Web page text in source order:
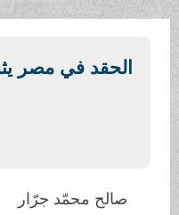
ث
الحقد في مصر يثور
صالح محمّد جرّار